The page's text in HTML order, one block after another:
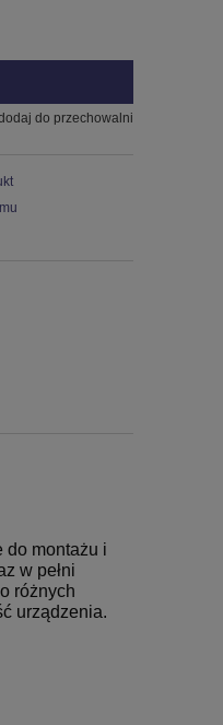
do przechowalni
do montażu i
w pełni
różnych
urządzenia.